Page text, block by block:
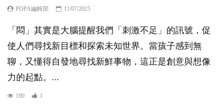
POPA編輯部 11/07/2025
「悶」其實是大腦提醒我們「刺激不足」的訊號，促
使人們尋找新目標和探索未知世界。當孩子感到無
聊，又懂得自發地尋找新鮮事物，這正是創意與想像
力的起點。...
190 1